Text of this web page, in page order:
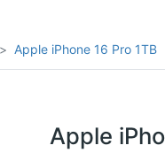
Apple iPhone 16 Pro 1TB
Apple